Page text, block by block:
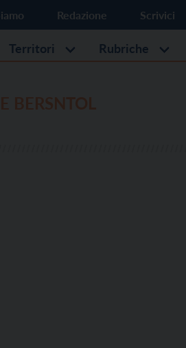
Redazione Scrivici
Territori Rubriche